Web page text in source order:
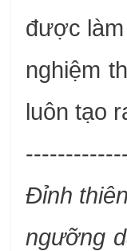
được
nghiệm
luôn tạo
Đỉnh
ngưỡng